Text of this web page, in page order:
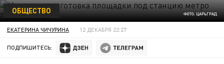
ФОТО: ЦАРЬГРАД
ОБЩЕСТВО
ЕКАТЕРИНА ЧИЧУРИНА 12 ДЕКАБРЯ 22:27
ПОДПИШИТЕСЬ: